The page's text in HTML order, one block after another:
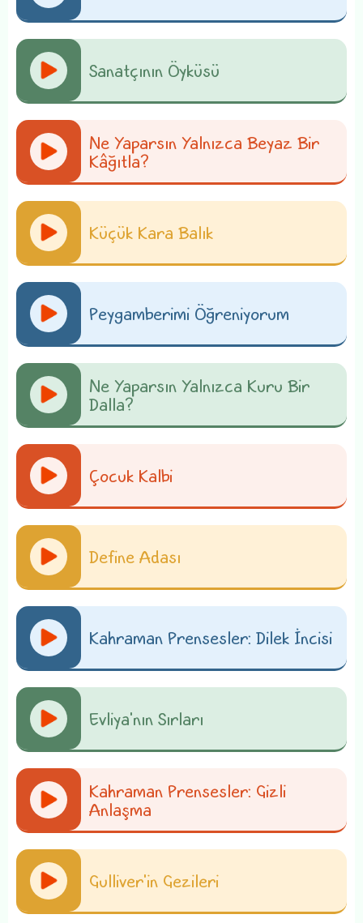
Sanatçının Öyküsü
Ne Yaparsın Yalnızca Beyaz Bir
Kâğıtla?
Küçük Kara Balık
Peygamberimi Öğreniyorum
Ne Yaparsın Yalnızca Kuru Bir
Dalla?
Çocuk Kalbi
Define Adası
Kahraman Prensesler: Dilek İncisi
Evliya'nın Sırları
Kahraman Prensesler: Gizli
Anlaşma
Gulliver'in Gezileri